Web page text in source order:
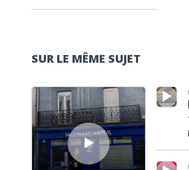
SUR LE MÊME SUJET
Lecteur audio
Lecteur audio
Lecteur audio